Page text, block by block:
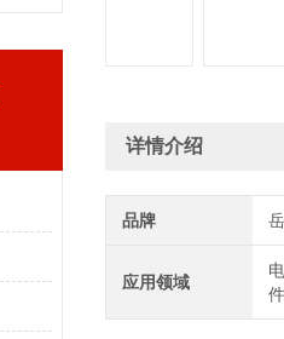
详情介绍
品牌
应用领域